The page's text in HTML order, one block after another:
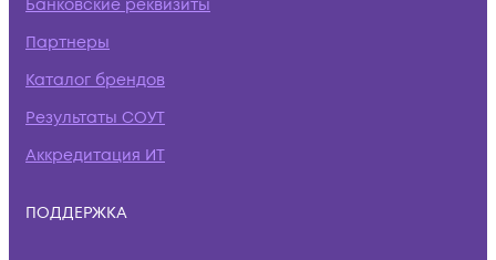
Банковские реквизиты
Партнеры
Каталог брендов
Результаты СОУТ
Аккредитация ИТ
ПОДДЕРЖКА